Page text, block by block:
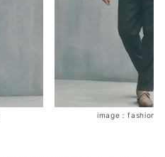
image：fashion-